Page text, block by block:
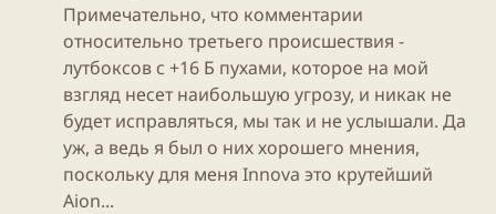
Примечательно, что комментарии
относительно третьего происшествия -
лутбоксов с +16 Б пухами, которое на мой
взгляд несет наибольшую угрозу, и никак не
будет исправляться, мы так и не услышали. Да
уж, а ведь я был о них хорошего мнения,
поскольку для меня Innova это крутейший
Aion...